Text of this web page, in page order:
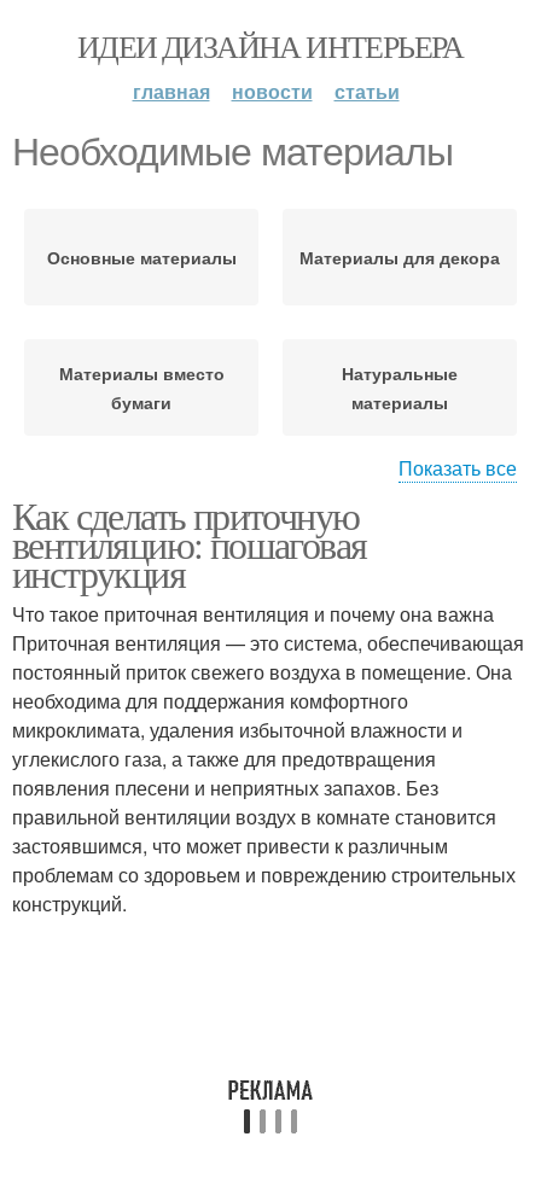
ИДЕИ ДИЗАЙНА ИНТЕРЬЕРА
главная новости статьи
Необходимые материалы
Основные материалы Материалы для декора
Материалы вместо
бумаги
Натуральные
материалы
украшения
Показать все
Как сделать приточную
вентиляцию: пошаговая
инструкция
Что такое приточная вентиляция и почему она важна
Приточная вентиляция — это система, обеспечивающая
постоянный приток свежего воздуха в помещение. Она
необходима для поддержания комфортного
микроклимата, удаления избыточной влажности и
углекислого газа, а также для предотвращения
появления плесени и неприятных запахов. Без
правильной вентиляции воздух в комнате становится
застоявшимся, что может привести к различным
проблемам со здоровьем и повреждению строительных
конструкций.